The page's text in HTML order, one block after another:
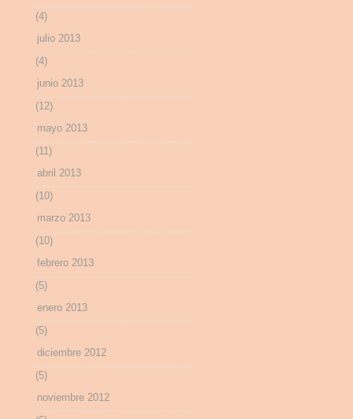
(4)
julio 2013
(4)
junio 2013
(12)
mayo 2013
(11)
abril 2013
(10)
marzo 2013
(10)
febrero 2013
(5)
enero 2013
(5)
diciembre 2012
(5)
noviembre 2012